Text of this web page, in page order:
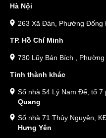
Hà Nội
263 Xã Đàn, Phường Đống
TP. Hồ Chí Minh
730 Lũy Bán Bích ,
Tỉnh thành khác
Số nhà 54 Lý Nam Đế, tổ 7
Quang
Số nhà 71 Thủy Nguyên,
Hưng Yên